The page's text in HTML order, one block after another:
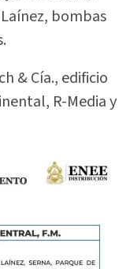
bombas
& Cía., edificio
R-Media y